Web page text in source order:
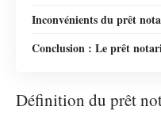
Inconvénients du prêt
Conclusion : Le prêt
Définition du prêt